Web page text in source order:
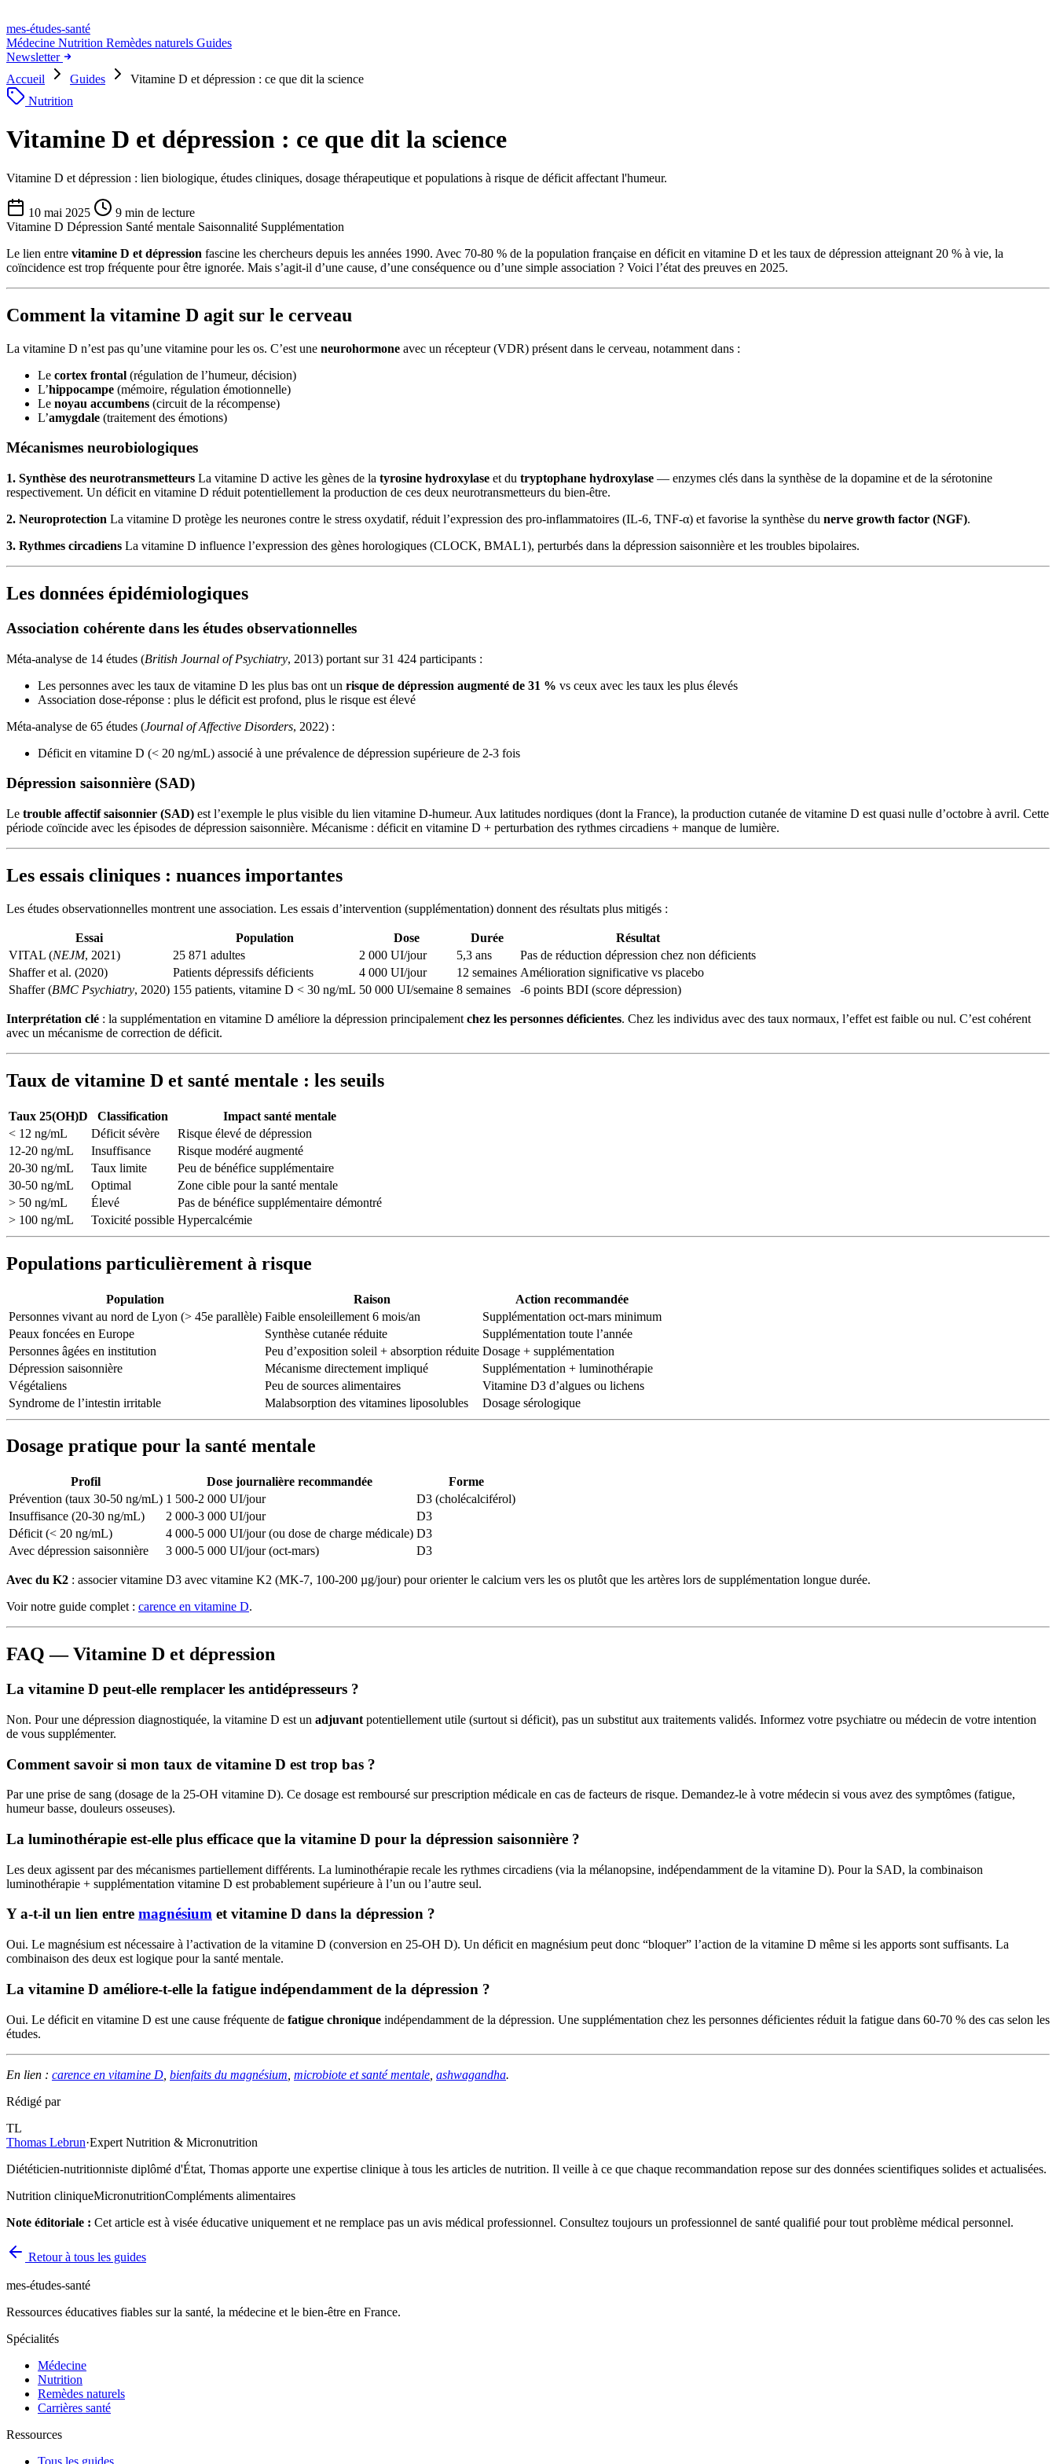
mes-études-santé
Médecine Nutrition Remèdes naturels Guides
Newsletter
Accueil
Guides
Vitamine D et dépression : ce que dit la science
Nutrition
Vitamine D et dépression : ce que dit la science
Vitamine D et dépression : lien biologique, études cliniques, dosage thérapeutique et populations à risque de déficit affectant l'humeur.
10 mai 2025
9 min de lecture
Vitamine D Dépression Santé mentale Saisonnalité Supplémentation
Le lien entre vitamine D et dépression fascine les chercheurs depuis les années 1990. Avec 70-80 % de la population française en déficit en vitamine D et les taux de dépression atteignant 20 % à vie, la
coïncidence est trop fréquente pour être ignorée. Mais s’agit-il d’une cause, d’une conséquence ou d’une simple association ? Voici l’état des preuves en 2025.
Comment la vitamine D agit sur le cerveau
La vitamine D n’est pas qu’une vitamine pour les os. C’est une neurohormone avec un récepteur (VDR) présent dans le cerveau, notamment dans :
Le cortex frontal (régulation de l’humeur, décision)
L’hippocampe (mémoire, régulation émotionnelle)
Le noyau accumbens (circuit de la récompense)
L’amygdale (traitement des émotions)
Mécanismes neurobiologiques
1. Synthèse des neurotransmetteurs La vitamine D active les gènes de la tyrosine hydroxylase et du tryptophane hydroxylase — enzymes clés dans la synthèse de la dopamine et de la sérotonine
respectivement. Un déficit en vitamine D réduit potentiellement la production de ces deux neurotransmetteurs du bien-être.
2. Neuroprotection La vitamine D protège les neurones contre le stress oxydatif, réduit l’expression des pro-inflammatoires (IL-6, TNF-α) et favorise la synthèse du nerve growth factor (NGF).
3. Rythmes circadiens La vitamine D influence l’expression des gènes horologiques (CLOCK, BMAL1), perturbés dans la dépression saisonnière et les troubles bipolaires.
Les données épidémiologiques
Association cohérente dans les études observationnelles
Méta-analyse de 14 études (British Journal of Psychiatry, 2013) portant sur 31 424 participants :
Les personnes avec les taux de vitamine D les plus bas ont un risque de dépression augmenté de 31 % vs ceux avec les taux les plus élevés
Association dose-réponse : plus le déficit est profond, plus le risque est élevé
Méta-analyse de 65 études (Journal of Affective Disorders, 2022) :
Déficit en vitamine D (< 20 ng/mL) associé à une prévalence de dépression supérieure de 2-3 fois
Dépression saisonnière (SAD)
Le trouble affectif saisonnier (SAD) est l’exemple le plus visible du lien vitamine D-humeur. Aux latitudes nordiques (dont la France), la production cutanée de vitamine D est quasi nulle d’octobre à avril. Cette
période coïncide avec les épisodes de dépression saisonnière. Mécanisme : déficit en vitamine D + perturbation des rythmes circadiens + manque de lumière.
Les essais cliniques : nuances importantes
Les études observationnelles montrent une association. Les essais d’intervention (supplémentation) donnent des résultats plus mitigés :
Essai Population Dose Durée
Résultat
VITAL (NEJM, 2021) 25 871 adultes 2 000 UI/jour 5,3 ans
Pas de réduction dépression chez non déficients
Shaffer et al. (2020)
Patients dépressifs déficients 4 000 UI/jour 12 semaines Amélioration significative vs placebo
Shaffer (BMC Psychiatry, 2020) 155 patients, vitamine D < 30 ng/mL 50 000 UI/semaine 8 semaines -6 points BDI (score dépression)
Interprétation clé : la supplémentation en vitamine D améliore la dépression principalement chez les personnes déficientes. Chez les individus avec des taux normaux, l’effet est faible ou nul. C’est cohérent
avec un mécanisme de correction de déficit.
Taux de vitamine D et santé mentale : les seuils
Taux 25(OH)D Classification
Impact santé mentale
< 12 ng/mL
Déficit sévère
Risque élevé de dépression
12-20 ng/mL
Insuffisance
Risque modéré augmenté
20-30 ng/mL
Taux limite
Peu de bénéfice supplémentaire
30-50 ng/mL
Optimal
Zone cible pour la santé mentale
> 50 ng/mL
Élevé
Pas de bénéfice supplémentaire démontré
> 100 ng/mL
Toxicité possible Hypercalcémie
Populations particulièrement à risque
Population Raison
Action recommandée
Personnes vivant au nord de Lyon (> 45e parallèle) Faible ensoleillement 6 mois/an
Supplémentation oct-mars minimum
Peaux foncées en Europe
Synthèse cutanée réduite
Supplémentation toute l’année
Personnes âgées en institution
Peu d’exposition soleil + absorption réduite Dosage + supplémentation
Dépression saisonnière
Mécanisme directement impliqué
Supplémentation + luminothérapie
Végétaliens
Peu de sources alimentaires
Vitamine D3 d’algues ou lichens
Syndrome de l’intestin irritable
Malabsorption des vitamines liposolubles Dosage sérologique
Dosage pratique pour la santé mentale
Profil Dose journalière recommandée
Forme
Prévention (taux 30-50 ng/mL) 1 500-2 000 UI/jour
D3 (cholécalciférol)
Insuffisance (20-30 ng/mL)
2 000-3 000 UI/jour
D3
Déficit (< 20 ng/mL)
4 000-5 000 UI/jour (ou dose de charge médicale) D3
Avec dépression saisonnière
3 000-5 000 UI/jour (oct-mars) D3
Avec du K2 : associer vitamine D3 avec vitamine K2 (MK-7, 100-200 µg/jour) pour orienter le calcium vers les os plutôt que les artères lors de supplémentation longue durée.
Voir notre guide complet : carence en vitamine D.
FAQ — Vitamine D et dépression
La vitamine D peut-elle remplacer les antidépresseurs ?
Non. Pour une dépression diagnostiquée, la vitamine D est un adjuvant potentiellement utile (surtout si déficit), pas un substitut aux traitements validés. Informez votre psychiatre ou médecin de votre intention
de vous supplémenter.
Comment savoir si mon taux de vitamine D est trop bas ?
Par une prise de sang (dosage de la 25-OH vitamine D). Ce dosage est remboursé sur prescription médicale en cas de facteurs de risque. Demandez-le à votre médecin si vous avez des symptômes (fatigue,
humeur basse, douleurs osseuses).
La luminothérapie est-elle plus efficace que la vitamine D pour la dépression saisonnière ?
Les deux agissent par des mécanismes partiellement différents. La luminothérapie recale les rythmes circadiens (via la mélanopsine, indépendamment de la vitamine D). Pour la SAD, la combinaison
luminothérapie + supplémentation vitamine D est probablement supérieure à l’un ou l’autre seul.
Y a-t-il un lien entre magnésium et vitamine D dans la dépression ?
Oui. Le magnésium est nécessaire à l’activation de la vitamine D (conversion en 25-OH D). Un déficit en magnésium peut donc “bloquer” l’action de la vitamine D même si les apports sont suffisants. La
combinaison des deux est logique pour la santé mentale.
La vitamine D améliore-t-elle la fatigue indépendamment de la dépression ?
Oui. Le déficit en vitamine D est une cause fréquente de fatigue chronique indépendamment de la dépression. Une supplémentation chez les personnes déficientes réduit la fatigue dans 60-70 % des cas selon les
études.
En lien : carence en vitamine D bienfaits du magnésium microbiote et santé mentale ashwagandha.
Rédigé par
TL
Thomas Lebrun·Expert Nutrition & Micronutrition
Diététicien-nutritionniste diplômé d'État, Thomas apporte une expertise clinique à tous les articles de nutrition. Il veille à ce que chaque recommandation repose sur des données scientifiques solides et actualisées.
Nutrition cliniqueMicronutritionCompléments alimentaires
Note éditoriale : Cet article est à visée éducative uniquement et ne remplace pas un avis médical professionnel. Consultez toujours un professionnel de santé qualifié pour tout problème médical personnel.
Retour à tous les guides
mes-études-santé
Ressources éducatives fiables sur la santé, la médecine et le bien-être en France.
Spécialités
Médecine
Nutrition
Remèdes naturels
Carrières santé
Ressources
Tous les guides